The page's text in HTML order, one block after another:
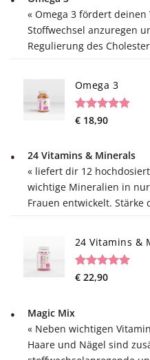
« Omega 3 fördert
Stoffwechsel anzuregen
Regulierung des
Omega 3
Rated4.85
13
customer
€18,90
24 Vitamins & Minerals
« liefert dir 12
wichtige Mineralien in
Frauen entwickelt. Stärke
24 Vitamins &
Rated5.00
3
customer
ratings
€22,90
Magic Mix
« Neben wichtigen
Haare und Nägel sind